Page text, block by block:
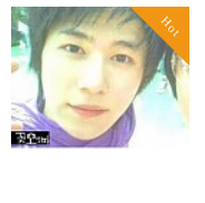
Hot